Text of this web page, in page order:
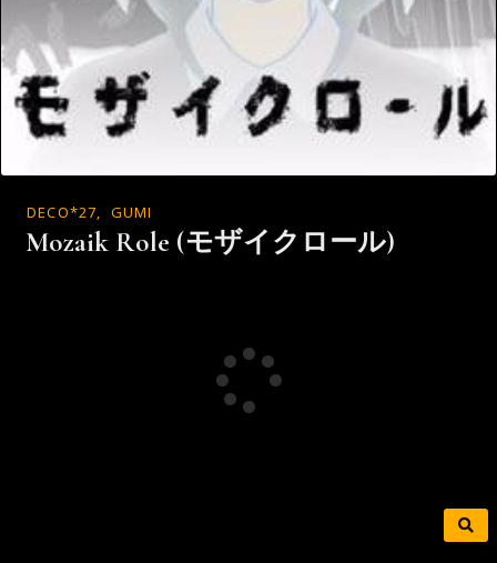
DECO*27, GUMI
Mozaik Role (モザイクロール)